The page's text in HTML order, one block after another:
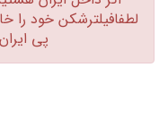
لطفافیلترشکن خود را
پی ایران